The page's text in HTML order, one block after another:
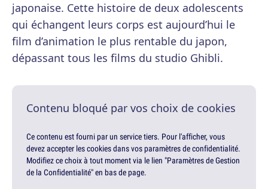
japonaise. Cette histoire de deux adolescents
qui échangent leurs corps est aujourd’hui le
film d’animation le plus rentable du japon,
dépassant tous les films du studio Ghibli.
Contenu bloqué par vos choix de cookies
Ce contenu est fourni par un service tiers. Pour l'afficher, vous
devez accepter les cookies dans vos paramètres de confidentialité.
Modifiez ce choix à tout moment via le lien "Paramètres de Gestion
de la Confidentialité" en bas de page.